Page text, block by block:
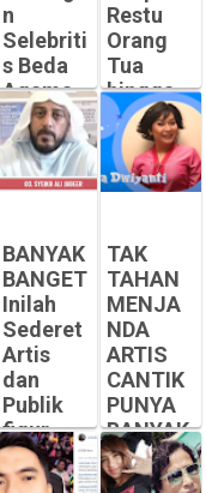
n
Selebriti
s Beda
Agama
Jalani
Puasa
Ramadh
an
Peluangsuk
ses.com
Restu
Orang
Tua
hingga
ada
yang
Pilih
MURTAD
MUALAF
-
Peluangsuk
ses.com
BANYAK
BANGET
Inilah
Sederet
Artis
dan
Publik
figur
yang
Meningg
TAK
TAHAN
MENJA
NDA
ARTIS
CANTIK
PUNYA
BANYAK
MANTA
N